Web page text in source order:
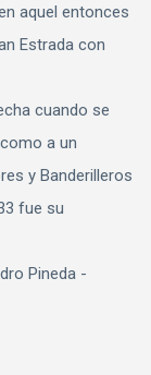
aquel entonces
Estrada con
cuando se
a un
y Banderilleros
fue su
Pineda -